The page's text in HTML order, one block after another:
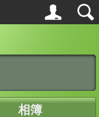
相簿